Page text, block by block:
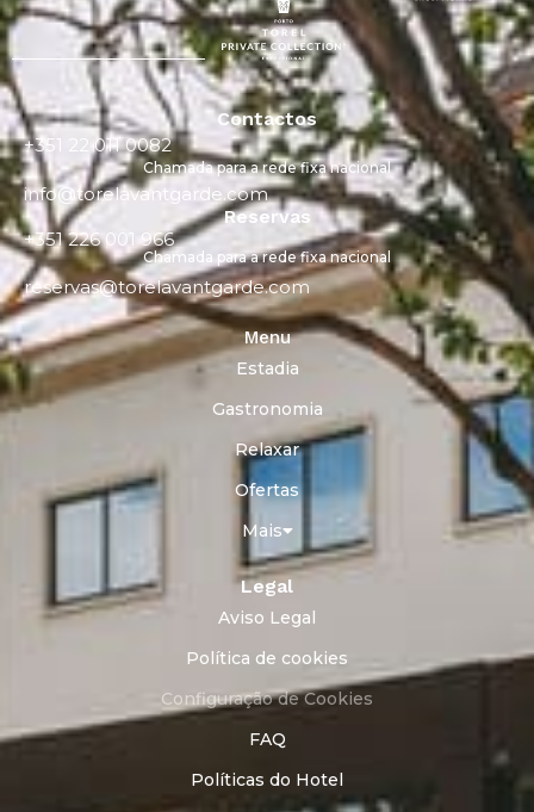
Contactos
+351 22 011 0082
Chamada para a rede fixa nacional
info@torelavantgarde.com
Reservas
+351 226 001 966
Chamada para a rede fixa nacional
reservas@torelavantgarde.com
Menu
Estadia
Gastronomia
Relaxar
Ofertas
Mais
Legal
Aviso Legal
Política de cookies
Configuração de Cookies
FAQ
Políticas do Hotel